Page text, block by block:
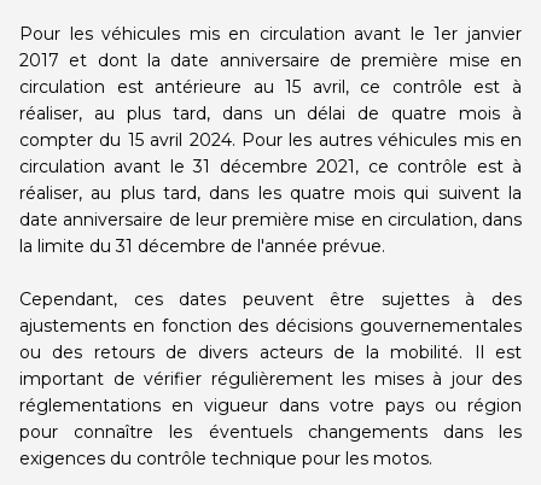
Pour les véhicules mis en circulation avant le 1er janvier
2017 et dont la date anniversaire de première mise en
circulation est antérieure au 15 avril, ce contrôle est à
réaliser, au plus tard, dans un délai de quatre mois à
compter du 15 avril 2024. Pour les autres véhicules mis en
circulation avant le 31 décembre 2021, ce contrôle est à
réaliser, au plus tard, dans les quatre mois qui suivent la
date anniversaire de leur première mise en circulation, dans
la limite du 31 décembre de l'année prévue.
Cependant, ces dates peuvent être sujettes à des
ajustements en fonction des décisions gouvernementales
ou des retours de divers acteurs de la mobilité. Il est
important de vérifier régulièrement les mises à jour des
réglementations en vigueur dans votre pays ou région
pour connaître les éventuels changements dans les
exigences du contrôle technique pour les motos.